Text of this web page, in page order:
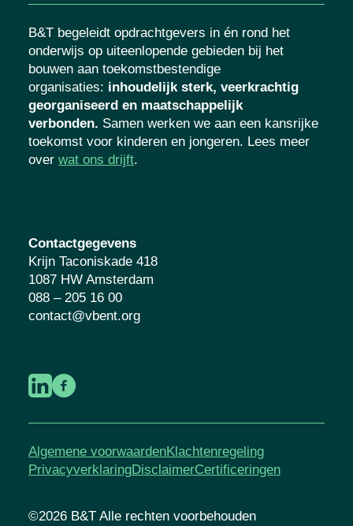
B&T begeleidt opdrachtgevers in én rond het
onderwijs op uiteenlopende gebieden bij het
bouwen aan toekomstbestendige
organisaties: inhoudelijk sterk, veerkrachtig
georganiseerd en maatschappelijk
verbonden. Samen werken we aan een
kansrijke toekomst voor kinderen en
jongeren. Lees meer over
Contactgegevens
Krijn Taconiskade 418
1087 HW Amsterdam
088 – 205 16 00
contact@vbent.org
Algemene voorwaardenKlachtenregeling
PrivacyverklaringDisclaimerCertificeringen
©2026 B&T Alle rechten voorbehouden